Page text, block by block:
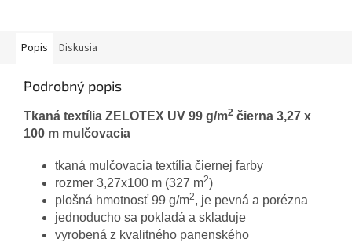
Popis Diskusia
Podrobný popis
Tkaná textília ZELOTEX UV 99 g/m2 čierna 3,27 x
100 m mulčovacia
tkaná mulčovacia textília čiernej farby
rozmer 3,27x100 m (327 m2)
plošná hmotnosť 99 g/m2, je pevná a porézna
jednoducho sa pokladá a skladuje
vyrobená z kvalitného panenského